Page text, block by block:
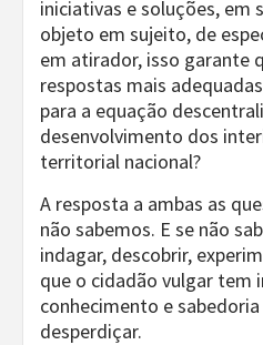
iniciativas e soluções, em
objeto em sujeito, de
em atirador, isso garante
respostas mais
para a equação
desenvolvimento dos
territorial nacional?
A resposta a ambas as
não sabemos. E se não
indagar, descobrir,
que o cidadão vulgar tem
conhecimento e
desperdiçar.